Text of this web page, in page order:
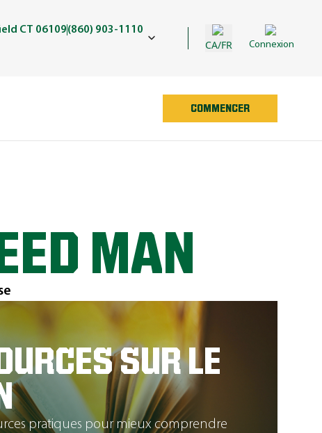
CT 06109(860) 903-1110
CA/FR Connexion
COMMENCER
MAN
SUR LE
pratiques pour mieux comprendre